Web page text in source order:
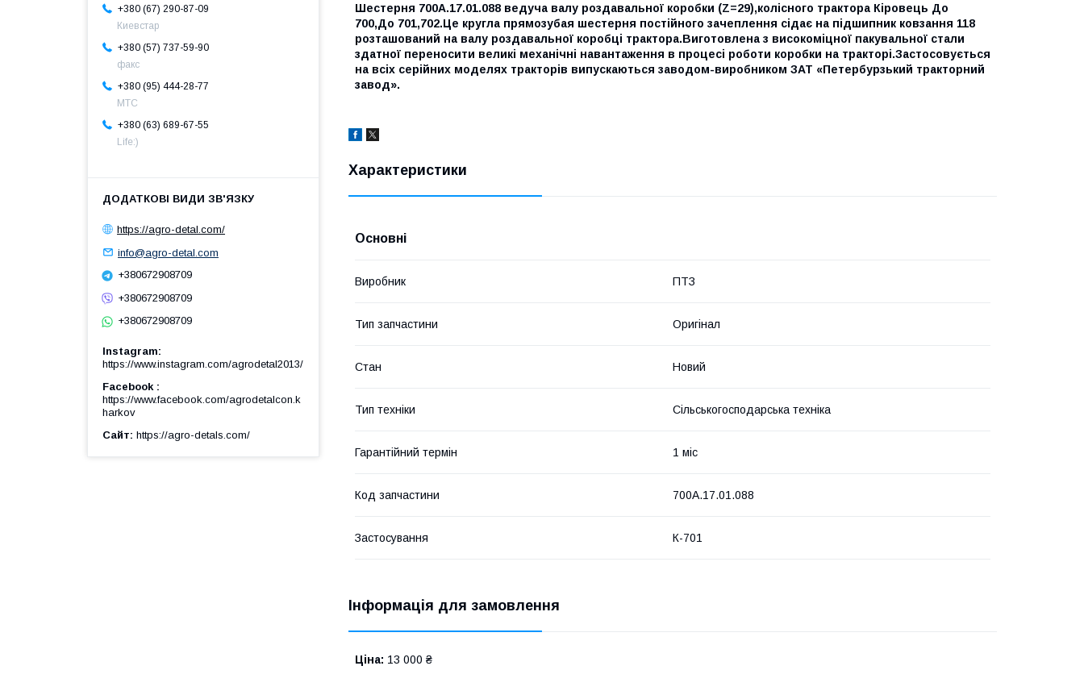
Шестерня 700А.17.01.088 ведуча валу роздавальної коробки (Z=29),колісного трактора Кіровець До
700,До 701,702.Це кругла прямозубая шестерня постійного зачеплення сідає на підшипник ковзання 118
розташований на валу роздавальної коробці трактора.Виготовлена з високоміцної пакувальної стали
здатної переносити великі механічні навантаження в процесі роботи коробки на тракторі.Застосовується
на всіх серійних моделях тракторів випускаються заводом-виробником ЗАТ «Петербурзький тракторний
завод».
Характеристики
Основні
Виробник ПТЗ
Тип запчастини Оригінал
Стан Новий
Тип техніки Сільськогосподарська техніка
Гарантійний термін 1 міс
Код запчастини 700А.17.01.088
Застосування К-701
Інформація для замовлення
Ціна: 13 000 ₴
+380 (67) 290-87-09
Киевстар
+380 (57) 737-59-90
факс
+380 (95) 444-28-77
МТС
+380 (63) 689-67-55
Life:)
https://agro-detal.com/
info@agro-detal.com
+380672908709
+380672908709
+380672908709
Instagram
https://www.instagram.com/agrodetal2013/
Facebook
https://www.facebook.com/agrodetalcon.k
harkov
Сайт https://agro-detals.com/